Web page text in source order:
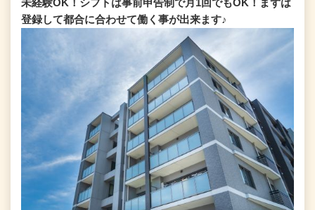
未経験OK！シフトは事前申告制で月1回でもOK！まずは
登録して都合に合わせて働く事が出来ます♪